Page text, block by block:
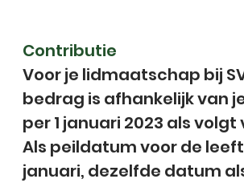
Contributie
Voor je lidmaatschap bij
bedrag is afhankelijk van
per 1 januari 2023 als
Als peildatum voor de
januari, dezelfde datum